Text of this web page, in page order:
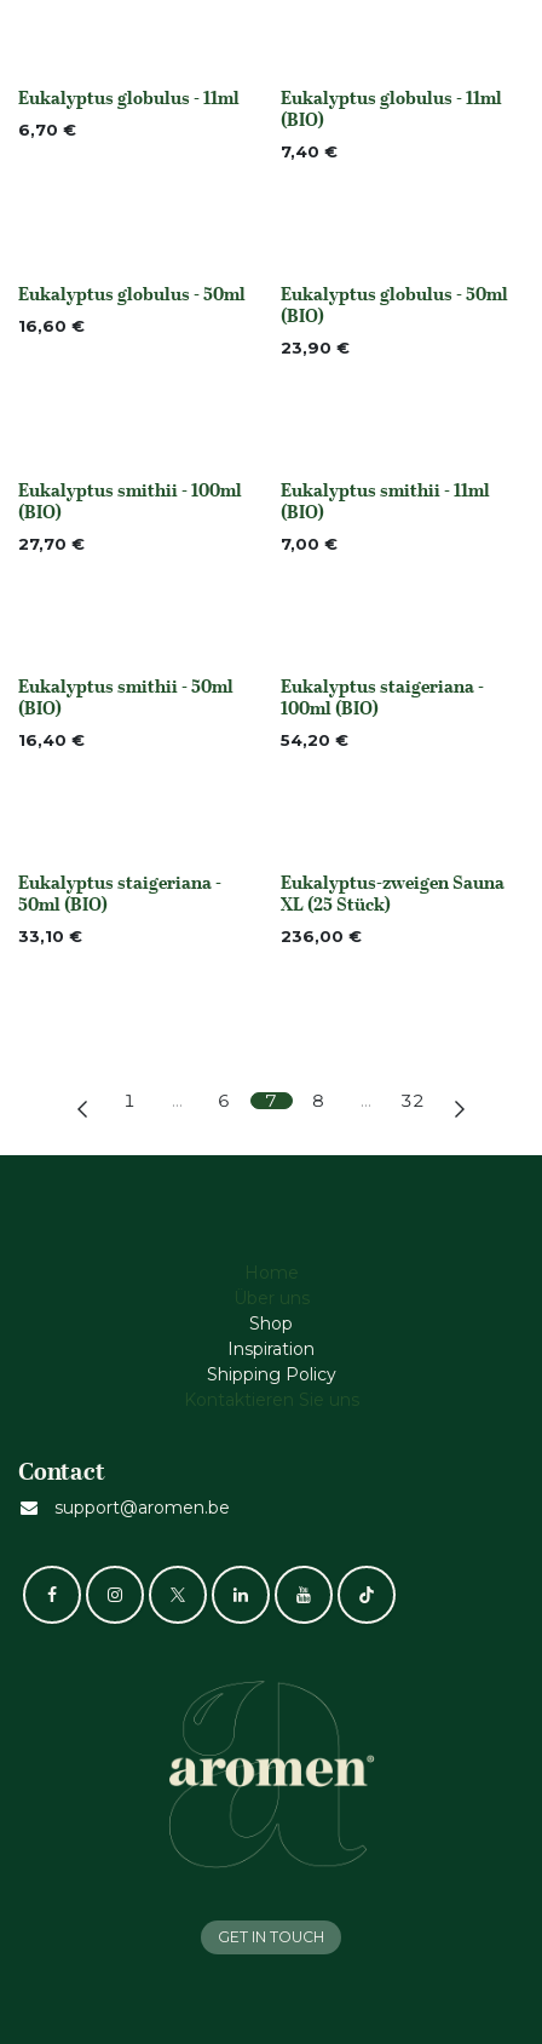
None
Eukalyptus globulus - 11ml
6,70 € None
Eukalyptus globulus - 11ml
(BIO)
7,40 €
None
Eukalyptus globulus - 50ml
16,60 € None
Eukalyptus globulus - 50ml
(BIO)
23,90 €
None
Eukalyptus smithii - 100ml
(BIO)
27,70 €
None
Eukalyptus smithii - 11ml
(BIO)
7,00 €
None
Eukalyptus smithii - 50ml
(BIO)
16,40 €
None
Eukalyptus staigeriana -
100ml (BIO)
54,20 €
None
Eukalyptus staigeriana -
50ml (BIO)
33,10 € Nicht vorrättig
Eukalyptus-zweigen Sauna
XL (25 Stück)
236,00 €
1 … 6 7 8 … 32
Home
Über uns
Shop
Inspiration
Shipping Policy
Kontaktieren Sie uns
Contact
support@aromen.be
GET IN TOUCH